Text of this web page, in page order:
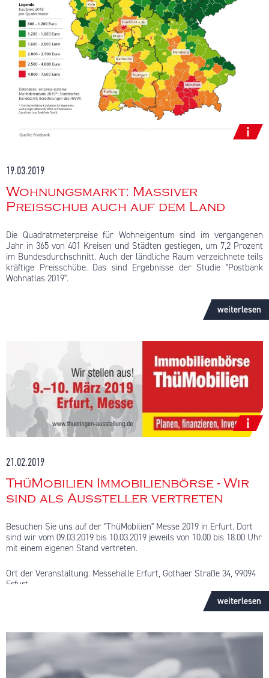
19.03.2019
Wohnungsmarkt: Massiver
Preisschub auch auf dem Land
Die Quadratmeterpreise für Wohneigentum sind im vergangenen
Jahr in 365 von 401 Kreisen und Städten gestiegen, um 7,2 Prozent
im Bundesdurchschnitt. Auch der ländliche Raum verzeichnete teils
kräftige Preisschübe. Das sind Ergebnisse der Studie "Postbank
Wohnatlas 2019".
weiterlesen
21.02.2019
ThüMobilien Immobilienbörse - Wir
sind als Aussteller vertreten
Besuchen Sie uns auf der "ThüMobilien" Messe 2019 in Erfurt. Dort
sind wir vom 09.03.2019 bis 10.03.2019 jeweils von 10.00 bis 18.00 Uhr
mit einem eigenen Stand vertreten.
Ort der Veranstaltung: Messehalle Erfurt, Gothaer Straße 34, 99094
Erfurt
weiterlesen